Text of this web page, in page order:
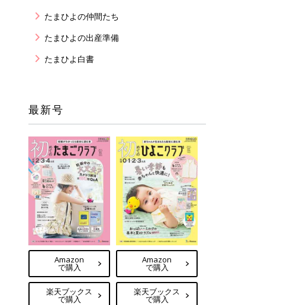
たまひよの仲間たち
たまひよの出産準備
たまひよ白書
最新号
Amazon
で購入
楽天ブックス
で購入
Amazon
で購入
楽天ブックス
で購入